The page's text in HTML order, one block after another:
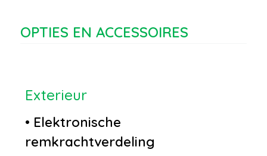
OPTIES EN ACCESSOIRES
Exterieur
• Elektronische
remkrachtverdeling